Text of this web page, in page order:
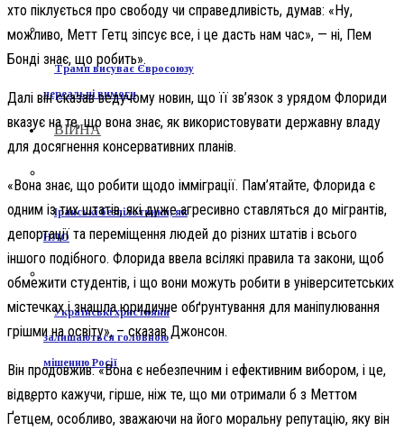
Трамп висуває Євросоюзу
нереальні вимоги
ВІЙНА
Іранські безпілотники, як
НЛО
Українські християни
залишаються головною
мішенню Росії
хто піклується про свободу чи справедливість, думав: «Ну,
можливо, Метт Гетц зіпсує все, і це дасть нам час», — ні, Пем
Бонді знає, що робить».
Далі він сказав ведучому новин, що її зв’язок з урядом Флориди
вказує на те, що вона знає, як використовувати державну владу
для досягнення консервативних планів.
«Вона знає, що робити щодо імміграції. Пам’ятайте, Флорида є
одним із тих штатів, які дуже агресивно ставляться до мігрантів,
депортації та переміщення людей до різних штатів і всього
іншого подібного. Флорида ввела всілякі правила та закони, щоб
обмежити студентів, і що вони можуть робити в університетських
містечках і знашла юридичне обґрунтування для маніпулювання
грішми на освіту», – сказав Джонсон.
Він продовжив: «Вона є небезпечним і ефективним вибором, і це,
відверто кажучи, гірше, ніж те, що ми отримали б з Меттом
Ґетцем, особливо, зважаючи на його моральну репутацію, яку він